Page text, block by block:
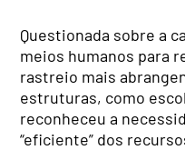
Questionada sobre a
meios humanos para
rastreio mais
estruturas, como
reconheceu a
“eficiente” dos